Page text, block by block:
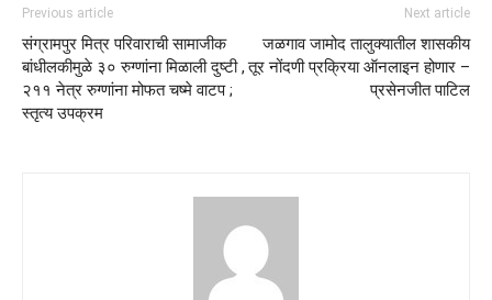
Previous article
संग्रामपुर मित्र परिवाराची सामाजीक
बांधीलकीमुळे ३० रुग्णांना मिळाली दुष्टी ,
२११ नेत्र रुग्णांना मोफत चष्मे वाटप ;
स्तृत्य उपक्रम
Next article
जळगाव जामोद तालुक्यातील शासकीय
तूर नोंदणी प्रक्रिया ऑनलाइन होणार –
प्रसेनजीत पाटिल